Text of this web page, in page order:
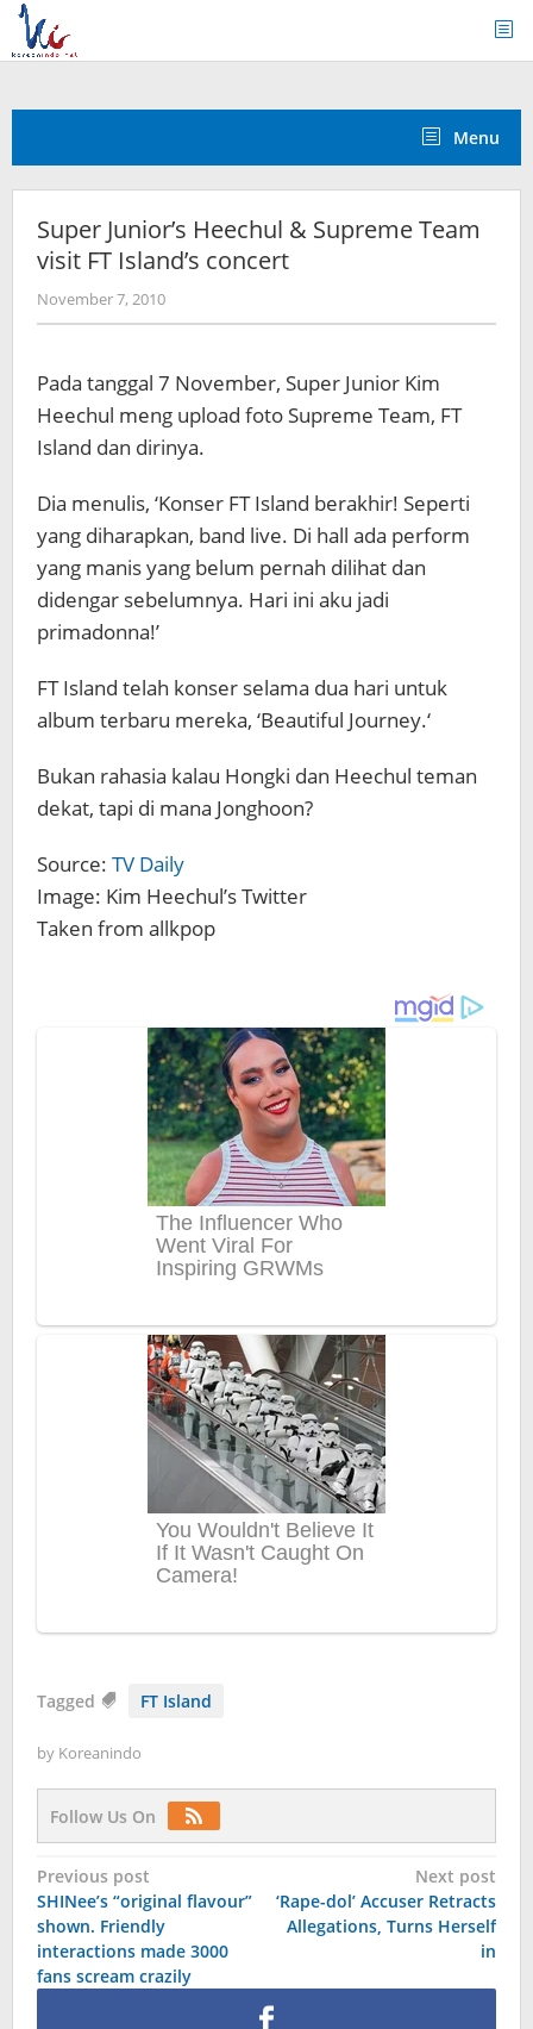
Skip
content
Menu
Super Junior’s Heechul & Supreme Team
visit FT Island’s concert
November 7, 2010by
Koreanindo
Pada tanggal 7 November, Super Junior Kim
Heechul meng upload foto Supreme Team, FT
Island dan dirinya.
Dia menulis, ‘Konser FT Island berakhir! Seperti
yang diharapkan, band live. Di hall ada perform
yang manis yang belum pernah dilihat dan
didengar sebelumnya. Hari ini aku jadi
primadonna!’
FT Island telah konser selama dua hari untuk
album terbaru mereka, ‘Beautiful Journey.‘
Bukan rahasia kalau Hongki dan Heechul teman
dekat, tapi di mana Jonghoon?
Source: TV Daily
Image: Kim Heechul’s Twitter
Taken from allkpop
Tagged FT Island
by Koreanindo
Follow Us On
Post
navigation
Previous post
SHINee’s “original flavour”
shown. Friendly
interactions made 3000
fans scream crazily
Next post
‘Rape-dol’ Accuser Retracts
Allegations, Turns Herself
in